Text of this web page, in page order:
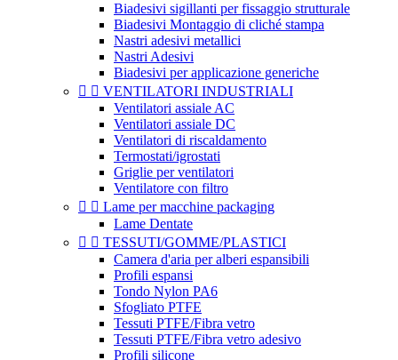
Biadesivi sigillanti per fissaggio strutturale
Biadesivi Montaggio di cliché stampa
Nastri adesivi metallici
Nastri Adesivi
Biadesivi per applicazione generiche
  VENTILATORI INDUSTRIALI
Ventilatori assiale AC
Ventilatori assiale DC
Ventilatori di riscaldamento
Termostati/igrostati
Griglie per ventilatori
Ventilatore con filtro
  Lame per macchine packaging
Lame Dentate
  TESSUTI/GOMME/PLASTICI
Camera d'aria per alberi espansibili
Profili espansi
Tondo Nylon PA6
Sfogliato PTFE
Tessuti PTFE/Fibra vetro
Tessuti PTFE/Fibra vetro adesivo
Profili silicone